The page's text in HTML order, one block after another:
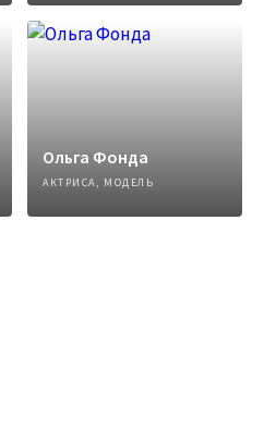
Ольга Фонда
АКТРИСА, МОДЕЛЬ